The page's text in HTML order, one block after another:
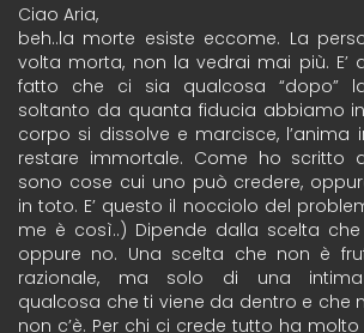
Ciao Aria,
beh..la morte esiste eccome. La
volta morta, non la vedrai mai più. E’
fatto che ci sia qualcosa “dopo”
soltanto da quanta fiducia abbiamo in
corpo si dissolve e marcisce, l’anima
restare immortale. Come ho scritto
sono cose cui uno può credere,
in toto. E’ questo il nocciolo del
me è così..) Dipende dalla scelta
oppure no. Una scelta che non è
razionale, ma solo di una intima
qualcosa che ti viene da dentro e che
non c’è. Per chi ci crede tutto ha